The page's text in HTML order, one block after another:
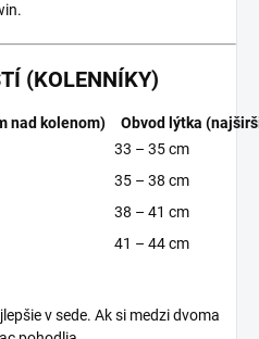
(KOLENNÍKY)
nad kolenom)
Obvod lýtka
33 – 35 cm
35 – 38 cm
38 – 41 cm
41 – 44 cm
v sede. Ak si medzi dvoma